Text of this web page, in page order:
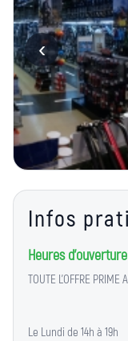
‹
Infos
Heures d'ouverture
TOUTE L'OFFRE PRIME
Le Lundi de 14h à 19h